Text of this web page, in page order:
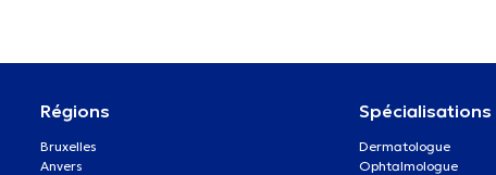
Régions
Bruxelles
Anvers
Spécialisations
Dermatologue
Ophtalmologue